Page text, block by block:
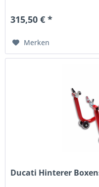
315,50 € *
Merken
Ducati Hinterer